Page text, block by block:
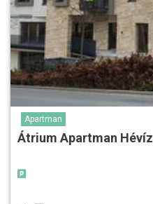
Apartman
Átrium Apartman Hévíz